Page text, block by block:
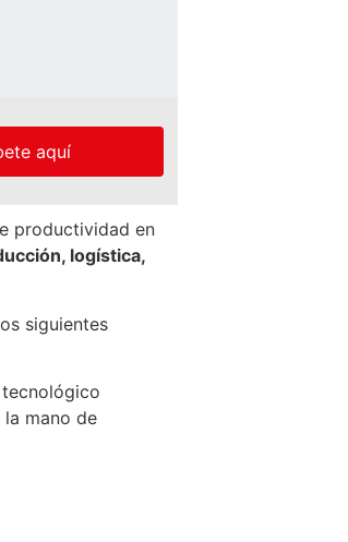
aquí
productividad en
logística,
siguientes
mano de